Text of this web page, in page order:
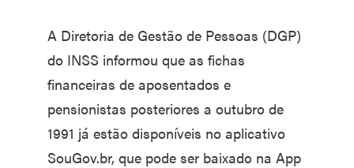
A Diretoria de Gestão de Pessoas (DGP)
do INSS informou que as fichas
financeiras de aposentados e
pensionistas posteriores a outubro de
1991 já estão disponíveis no aplicativo
SouGov.br, que pode ser baixado na App